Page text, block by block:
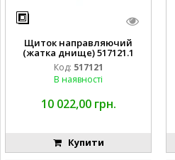
Щиток направляючий
(жатка днище) 517121.1
Код: 517121
В наявності
10 022,00 грн.
Купити